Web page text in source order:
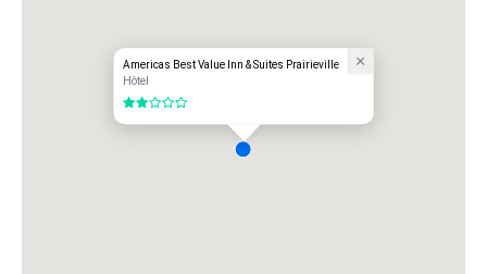
Americas Best Value Inn & Suites Prairieville
Hôtel
2 sur 5